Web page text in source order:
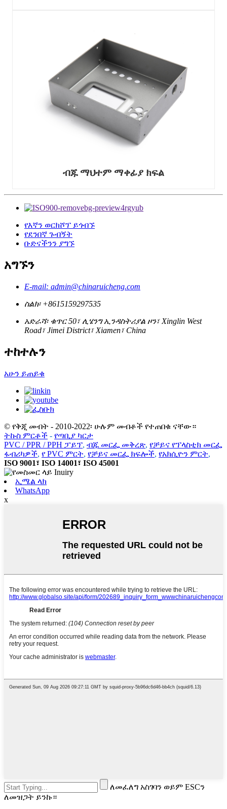
ብጁ ማህተም ማቀፊያ ክፍል
የእኛን ወርክሾፕ ይጎብኙ
የደንበኛ ጉብኝት
ቡድናችንን ያግኙ
አግኙን
E-mail: admin@chinaruicheng.com
ስልክ፡ +8615159297535
አድራሻ፡ ቁጥር 50፣ ሊሄንግ ኢንዳስትሪያል ዞን፣ Xinglin West
Road፣ Jimei District፣ Xiamen፣ China
ተከተሉን
አሁን ይጠይቁ
© የቅጂ መብት - 2010-2022፡ ሁሉም መብቶች የተጠበቁ ናቸው።
ትኩስ ምርቶች - የጣቢያ ካርታ
PVC / PPR / PPH ፓይፕ, ብጁ መርፌ መቅረጽ, የቻይና የፕላስቲክ መርፌ
ፋብሪካዎች, የ PVC ምርት, የቻይና መርፌ ክፍሎች, የአክሲዮን ምርት,
ISO 9001፣ ISO 14001፣ ISO 45001
ኢሜል ላክ
WhatsApp
x
ለመፈለግ አስገባን ወይም ESCን
ለመዝጋት ይንኩ።